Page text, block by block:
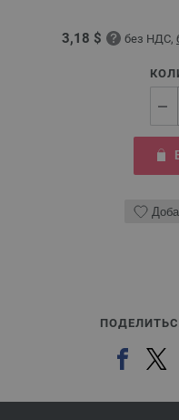
3,18 $ без НДС,